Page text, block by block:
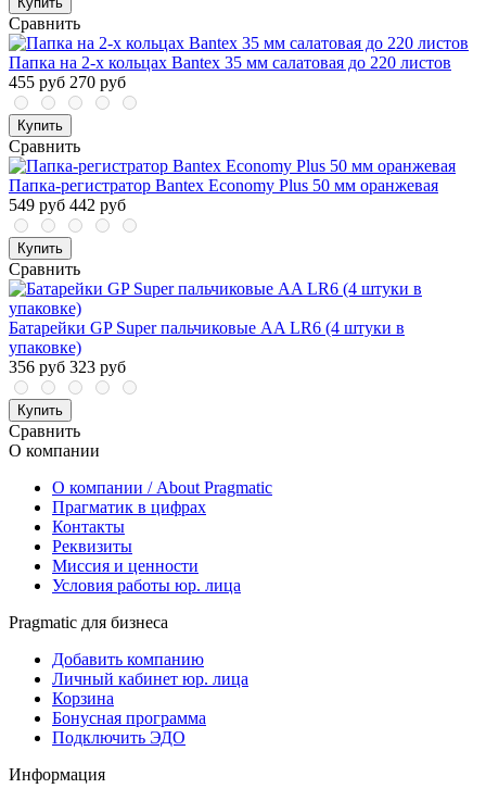
Сравнить
Папка на 2-х кольцах Bantex 35 мм салатовая до 220 листов
455 руб 270 руб
Купить
Сравнить
Папка-регистратор Bantex Economy Plus 50 мм оранжевая
549 руб 442 руб
Купить
Сравнить
Батарейки GP Super пальчиковые AA LR6 (4 штуки в
упаковке)
356 руб 323 руб
Купить
Сравнить
О компании
О компании / About Pragmatic
Прагматик в цифрах
Контакты
Реквизиты
Миссия и ценности
Условия работы юр. лица
Pragmatic для бизнеса
Добавить компанию
Личный кабинет юр. лица
Корзина
Бонусная программа
Подключить ЭДО
Информация